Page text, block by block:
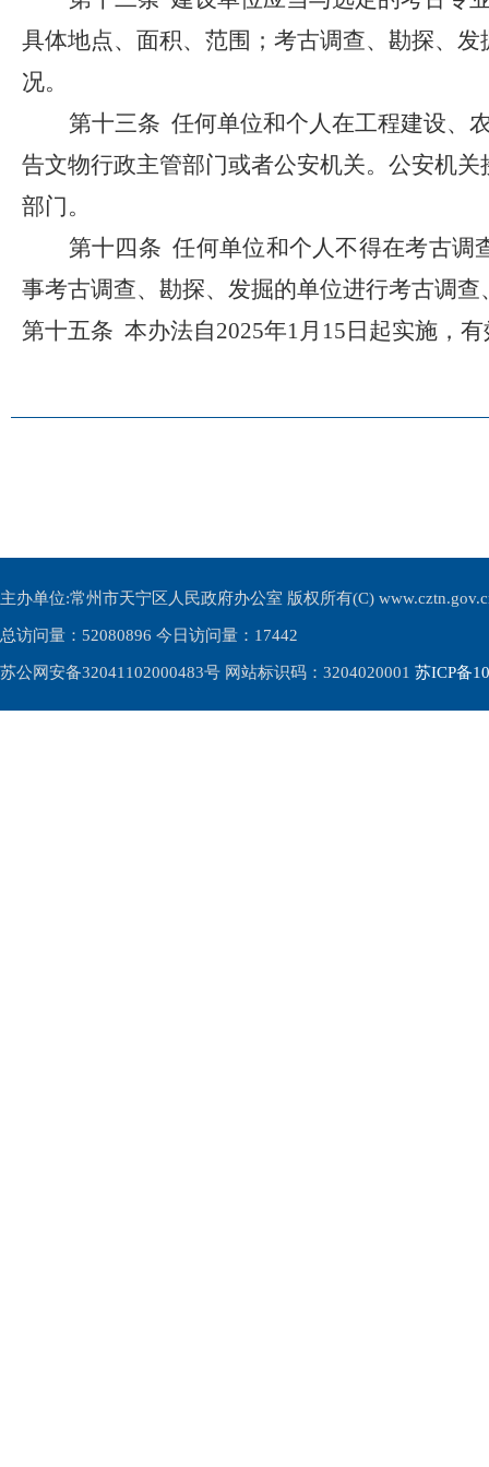
具体地点、面积、范围；考古调查、勘探、
况。
第十三条 任何单位和个人在工程建设、
告文物行政主管部门或者公安机关。公安机
部门。
第十四条 任何单位和个人不得在考古调
事考古调查、勘探、发掘的单位进行考古调查
第十五条 本办法自2025年1月 15 日起实施 ， 有
主办单位:常州市天宁区人民政府办公室 版权所有(C)
总访问量： 52080896 今日访问量： 17442
苏公网安备32041102000483号 网站标识码：3204020001 苏ICP备